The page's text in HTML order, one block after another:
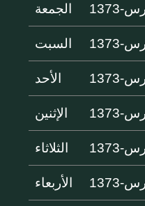
الجمعة
السبت
الأحد
الإثنين
الثلاثاء
الأربعاء